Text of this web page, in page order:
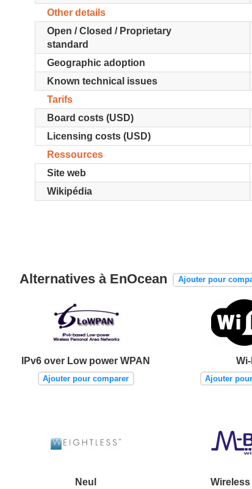
Other details
Open / Closed / Proprietary
standard
Geographic adoption
Known technical issues
Tarifs
Board costs (USD)
Licensing costs (USD)
Ressources
Site web
Wikipédia
Alternatives à EnOcean Ajouter pour
IPv6 over Low power WPAN
Ajouter pour comparer Ajouter
Neul Wireless